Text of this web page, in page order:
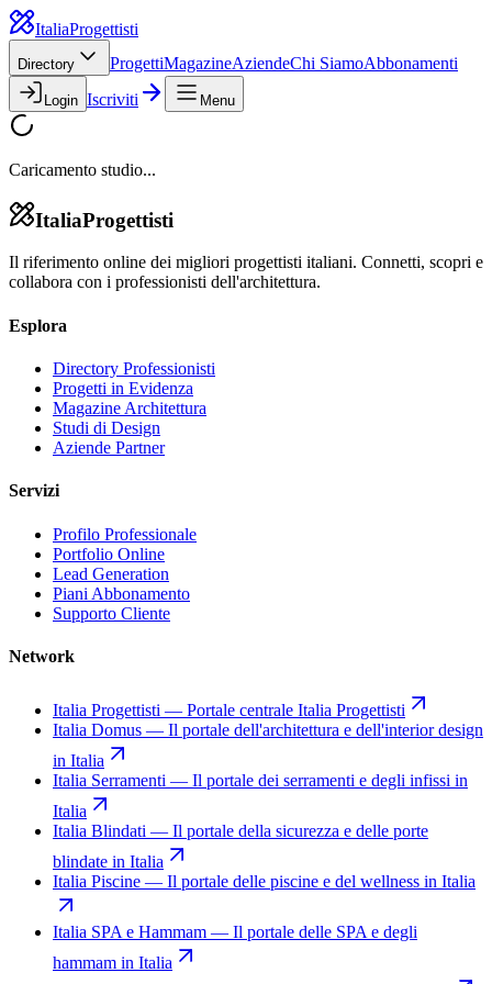
ItaliaProgettisti
Directory ProgettiMagazineAziendeChi SiamoAbbonamenti
Login Iscriviti Menu
Caricamento studio...
ItaliaProgettisti
Il riferimento online dei migliori progettisti italiani. Connetti, scopri e
collabora con i professionisti dell'architettura.
Esplora
Directory Professionisti
Progetti in Evidenza
Magazine Architettura
Studi di Design
Aziende Partner
Servizi
Profilo Professionale
Portfolio Online
Lead Generation
Piani Abbonamento
Supporto Cliente
Network
Italia Progettisti — Portale centrale Italia Progettisti
Italia Domus — Il portale dell'architettura e dell'interior design
in Italia
Italia Serramenti — Il portale dei serramenti e degli infissi in
Italia
Italia Blindati — Il portale della sicurezza e delle porte
blindate in Italia
Italia Piscine — Il portale delle piscine e del wellness in Italia
Italia SPA e Hammam — Il portale delle SPA e degli
hammam in Italia